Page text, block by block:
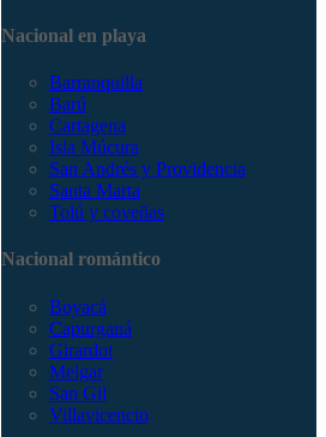
Nacional en playa
Barranquilla
Barú
Cartagena
Isla Múcura
San Andrés y Providencia
Santa Marta
Tolú y coveñas
Nacional romántico
Boyacá
Capurganá
Girardot
Melgar
San Gil
Villavicencio